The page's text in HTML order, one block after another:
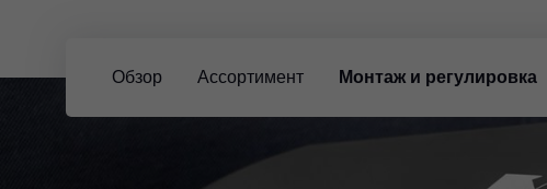
Обзор Ассортимент Монтаж и регулировка